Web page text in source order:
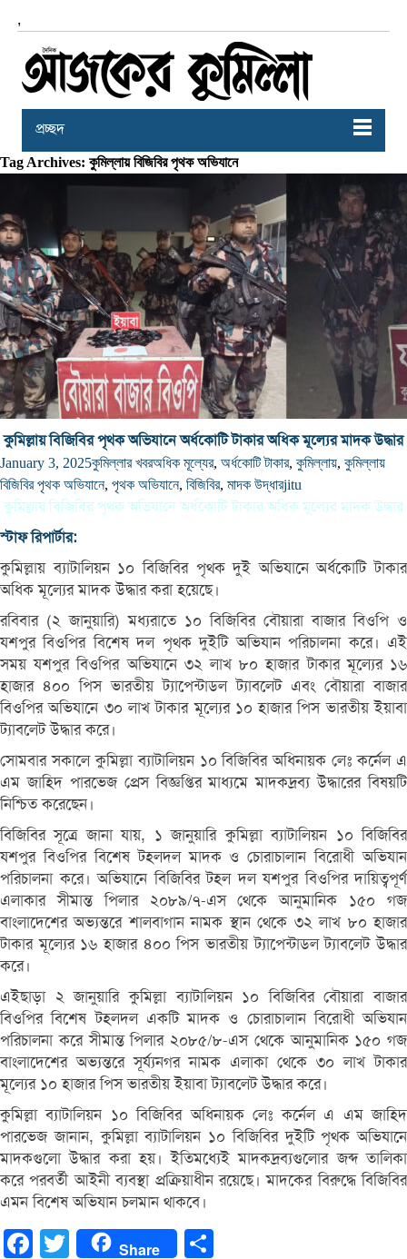
,
প্রচ্ছদ
Tag Archives: কুমিল্লায় বিজিবির পৃথক অভিযানে
কুমিল্লায় বিজিবির পৃথক অভিযানে অর্ধকোটি টাকার অধিক মূল্যের মাদক উদ্ধার
January 3, 2025কুমিল্লার খবরঅধিক মূল্যের, অর্ধকোটি টাকার, কুমিল্লায়, কুমিল্লায়
বিজিবির পৃথক অভিযানে, পৃথক অভিযানে, বিজিবির, মাদক উদ্ধারjitu
কুমিল্লায় বিজিবির পৃথক অভিযানে অর্ধকোটি টাকার অধিক মূল্যের মাদক উদ্ধার
স্টাফ রিপার্টার:
কুমিল্লায় ব্যাটালিয়ন ১০ বিজিবির পৃথক দুই অভিযানে অর্ধকোটি টাকার
অধিক মূল্যের মাদক উদ্ধার করা হয়েছে।
রবিবার (২ জানুয়ারি) মধ্যরাতে ১০ বিজিবির বৌয়ারা বাজার বিওপি ও
যশপুর বিওপির বিশেষ দল পৃথক দুইটি অভিযান পরিচালনা করে। এই
সময় যশপুর বিওপির অভিযানে ৩২ লাখ ৮০ হাজার টাকার মূল্যের ১৬
হাজার ৪০০ পিস ভারতীয় ট্যাপেন্টাডল ট্যাবলেট এবং বৌয়ারা বাজার
বিওপির অভিযানে ৩০ লাখ টাকার মূল্যের ১০ হাজার পিস ভারতীয় ইয়াবা
ট্যাবলেট উদ্ধার করে।
সোমবার সকালে কুমিল্লা ব্যাটালিয়ন ১০ বিজিবির অধিনায়ক লেঃ কর্নেল এ
এম জাহিদ পারভেজ প্রেস বিজ্ঞপ্তির মাধ্যমে মাদকদ্রব্য উদ্ধারের বিষয়টি
নিশ্চিত করেছেন।
বিজিবির সূত্রে জানা যায়, ১ জানুয়ারি কুমিল্লা ব্যাটালিয়ন ১০ বিজিবির
যশপুর বিওপির বিশেষ টহলদল মাদক ও চোরাচালান বিরোধী অভিযান
পরিচালনা করে। অভিযানে বিজিবির টহল দল যশপুর বিওপির দায়িত্বপূর্ণ
এলাকার সীমান্ত পিলার ২০৮৯/৭-এস থেকে আনুমানিক ১৫০ গজ
বাংলাদেশের অভ্যন্তরে শালবাগান নামক স্থান থেকে ৩২ লাখ ৮০ হাজার
টাকার মূল্যের ১৬ হাজার ৪০০ পিস ভারতীয় ট্যাপেন্টাডল ট্যাবলেট উদ্ধার
করে।
এইছাড়া ২ জানুয়ারি কুমিল্লা ব্যাটালিয়ন ১০ বিজিবির বৌয়ারা বাজার
বিওপির বিশেষ টহলদল একটি মাদক ও চোরাচালান বিরোধী অভিযান
পরিচালনা করে সীমান্ত পিলার ২০৮৫/৮-এস থেকে আনুমানিক ১৫০ গজ
বাংলাদেশের অভ্যন্তরে সূর্য্যনগর নামক এলাকা থেকে ৩০ লাখ টাকার
মূল্যের ১০ হাজার পিস ভারতীয় ইয়াবা ট্যাবলেট উদ্ধার করে।
কুমিল্লা ব্যাটালিয়ন ১০ বিজিবির অধিনায়ক লেঃ কর্নেল এ এম জাহিদ
পারভেজ জানান, কুমিল্লা ব্যাটালিয়ন ১০ বিজিবির দুইটি পৃথক অভিযানে
মাদকগুলো উদ্ধার করা হয়। ইতিমধ্যেই মাদকদ্রব্যগুলোর জব্দ তালিকা
করে পরবর্তী আইনী ব্যবস্থা প্রক্রিয়াধীন রয়েছে। মাদকের বিরুদ্ধে বিজিবির
এমন বিশেষ অভিযান চলমান থাকবে।
FacebookTwitter Share